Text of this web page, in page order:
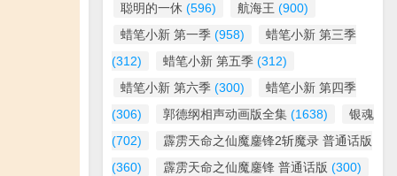
聪明的一休 (596) 航海王 (900)
蜡笔小新 第一季 (958)
蜡笔小新 第三季
(312)
蜡笔小新 第五季 (312)
蜡笔小新 第六季 (300)
蜡笔小新 第四季
(306)
郭德纲相声动画版全集 (1638)
银魂
(702)
霹雳天命之仙魔鏖锋2斩魔录 普通话版
(360)
霹雳天命之仙魔鏖锋 普通话版 (300)